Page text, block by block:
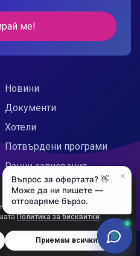
ме!
Новини
Документи
Хотели
Потвърдени програми
Ранни записвания
Празнични предложения
Уеб сайт от: Studio X
трафика и персонализирано
Политика за бисквитки.
Приемам всички
×
Въпрос за офертата? 👋
Може да ни пишете —
отговаряме бързо.